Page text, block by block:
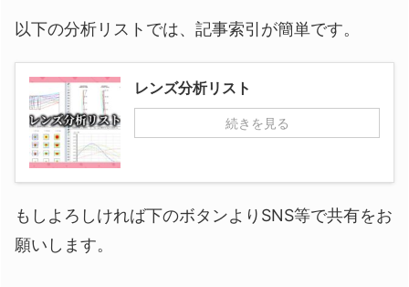
以下の分析リストでは、記事索引が簡単です。
レンズ分析リスト
続きを見る
もしよろしければ下のボタンよりSNS等で共有をお
願いします。